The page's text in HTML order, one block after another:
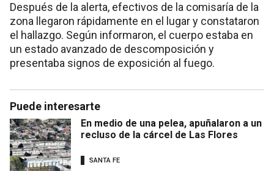
Después de la alerta, efectivos de la comisaría de la
zona llegaron rápidamente en el lugar y constataron
el hallazgo. Según informaron, el cuerpo estaba en
un estado avanzado de descomposición y
presentaba signos de exposición al fuego.
Puede interesarte
En medio de una pelea, apuñalaron a un
recluso de la cárcel de Las Flores
SANTA FE